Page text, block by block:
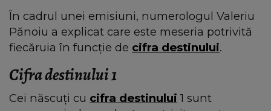
În cadrul unei emisiuni, numerologul Valeriu
Pănoiu a explicat care este meseria potrivită
fiecăruia în funcție de cifra destinului.
Cifra destinului 1
Cei născuți cu cifra destinului 1 sunt